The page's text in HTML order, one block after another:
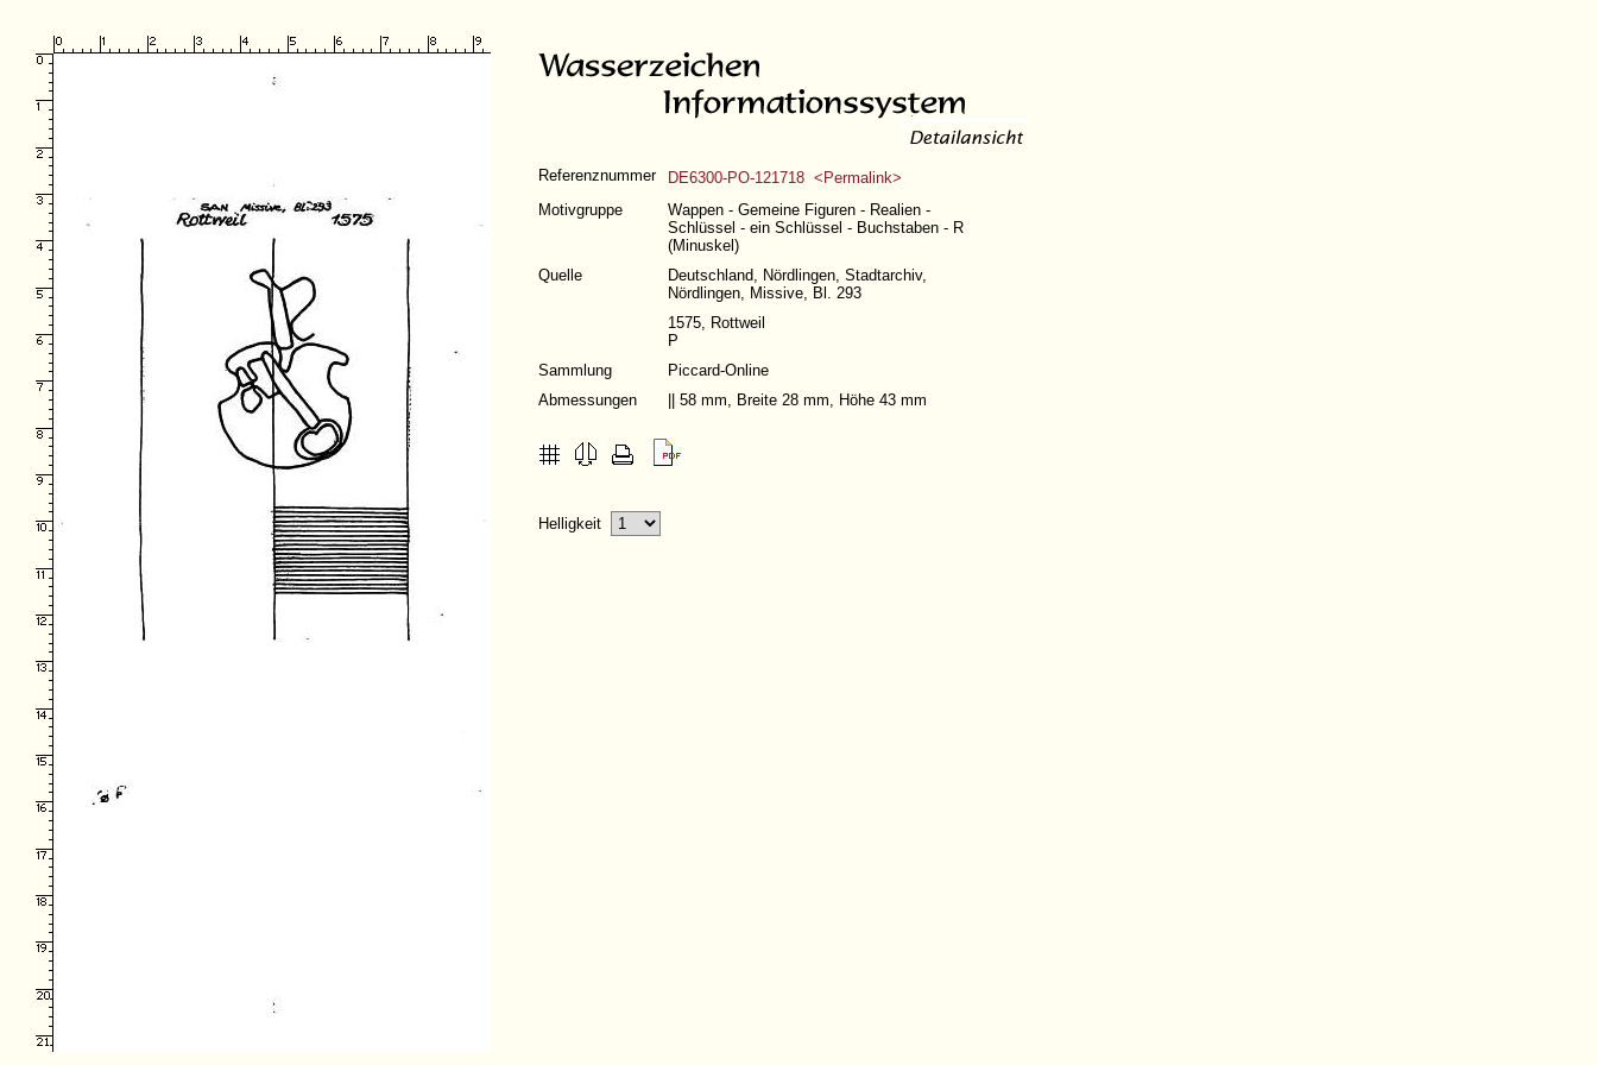
Referenznummer
DE6300-PO-121718 <Permalink>
Motivgruppe
Wappen - Gemeine Figuren - Realien -
Schlüssel - ein Schlüssel - Buchstaben - R
(Minuskel)
Quelle
Deutschland, Nördlingen, Stadtarchiv,
Nördlingen, Missive, Bl. 293
1575, Rottweil
P
Sammlung
Piccard-Online
Abmessungen
|| 58 mm, Breite 28 mm, Höhe 43 mm
Helligkeit